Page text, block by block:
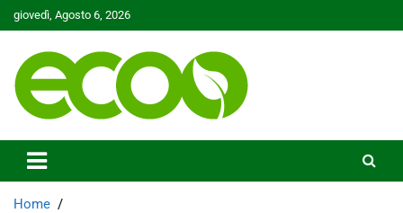
Skip
to
giovedì, Agosto 6, 2026
Ecoo.it
Home